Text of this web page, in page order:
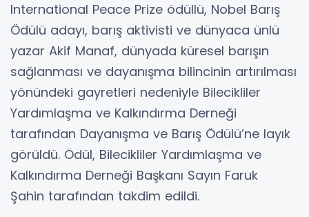
International Peace Prize ödüllü, Nobel Barış
Ödülü adayı, barış aktivisti ve dünyaca ünlü
yazar Akif Manaf, dünyada küresel barışın
sağlanması ve dayanışma bilincinin artırılması
yönündeki gayretleri nedeniyle Bilecikliler
Yardımlaşma ve Kalkındırma Derneği
tarafından Dayanışma ve Barış Ödülü’ne layık
görüldü. Ödül, Bilecikliler Yardımlaşma ve
Kalkındırma Derneği Başkanı Sayın Faruk
Şahin tarafından takdim edildi.